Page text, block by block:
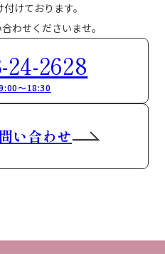
けております。
わせくださいませ。
24-2628
～18:30
い合わせ